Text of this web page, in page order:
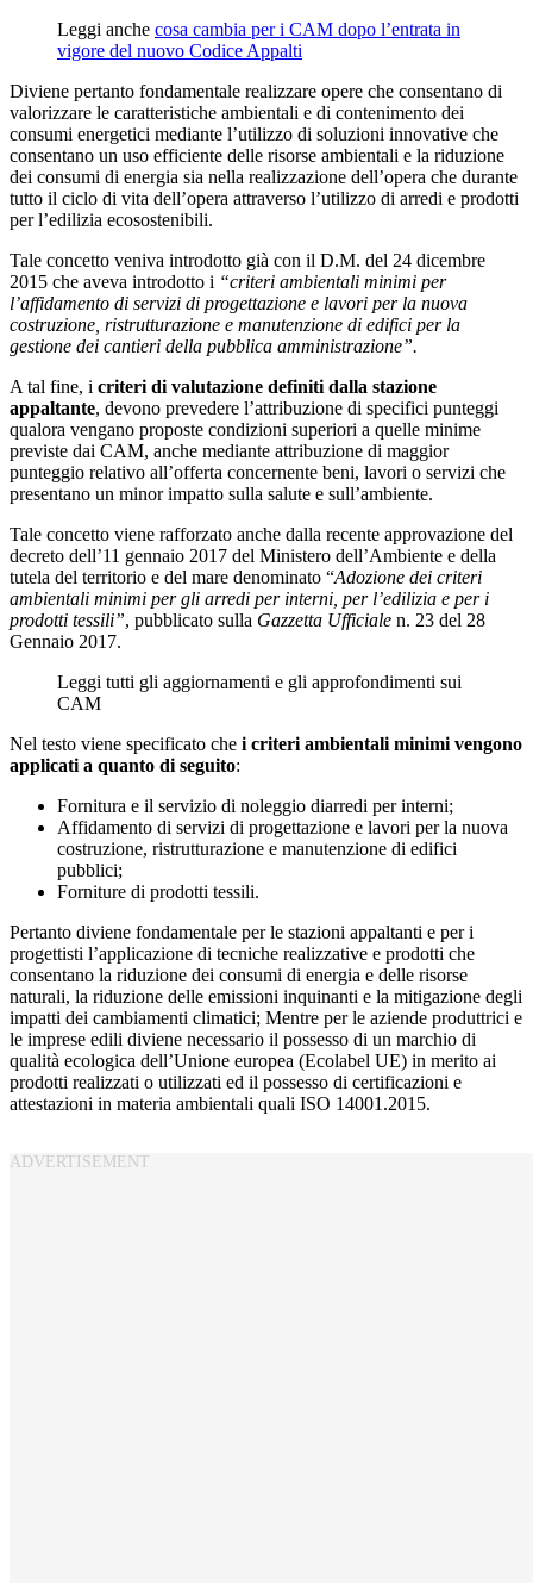
Leggi anche cosa cambia per i CAM dopo l’entrata in
vigore del nuovo Codice Appalti
Diviene pertanto fondamentale realizzare opere che consentano di
valorizzare le caratteristiche ambientali e di contenimento dei
consumi energetici mediante l’utilizzo di soluzioni innovative che
consentano un uso efficiente delle risorse ambientali e la riduzione
dei consumi di energia sia nella realizzazione dell’opera che durante
tutto il ciclo di vita dell’opera attraverso l’utilizzo di arredi e prodotti
per l’edilizia ecosostenibili.
Tale concetto veniva introdotto già con il D.M. del 24 dicembre
2015 che aveva introdotto i “criteri ambientali minimi per
l’affidamento di servizi di progettazione e lavori per la nuova
costruzione, ristrutturazione e manutenzione di edifici per la
gestione dei cantieri della pubblica amministrazione”.
A tal fine, i criteri di valutazione definiti dalla stazione
appaltante, devono prevedere l’attribuzione di specifici punteggi
qualora vengano proposte condizioni superiori a quelle minime
previste dai CAM, anche mediante attribuzione di maggior
punteggio relativo all’offerta concernente beni, lavori o servizi che
presentano un minor impatto sulla salute e sull’ambiente.
Tale concetto viene rafforzato anche dalla recente approvazione del
decreto dell’11 gennaio 2017 del Ministero dell’Ambiente e della
tutela del territorio e del mare denominato “Adozione dei criteri
ambientali minimi per gli arredi per interni, per l’edilizia e per i
prodotti tessili”, pubblicato sulla Gazzetta Ufficiale n. 23 del 28
Gennaio 2017.
Leggi tutti gli aggiornamenti e gli approfondimenti sui
CAM
Nel testo viene specificato che i criteri ambientali minimi vengono
applicati a quanto di seguito:
Fornitura e il servizio di noleggio diarredi per interni;
Affidamento di servizi di progettazione e lavori per la nuova
costruzione, ristrutturazione e manutenzione di edifici
pubblici;
Forniture di prodotti tessili.
Pertanto diviene fondamentale per le stazioni appaltanti e per i
progettisti l’applicazione di tecniche realizzative e prodotti che
consentano la riduzione dei consumi di energia e delle risorse
naturali, la riduzione delle emissioni inquinanti e la mitigazione degli
impatti dei cambiamenti climatici; Mentre per le aziende produttrici e
le imprese edili diviene necessario il possesso di un marchio di
qualità ecologica dell’Unione europea (Ecolabel UE) in merito ai
prodotti realizzati o utilizzati ed il possesso di certificazioni e
attestazioni in materia ambientali quali ISO 14001.2015.